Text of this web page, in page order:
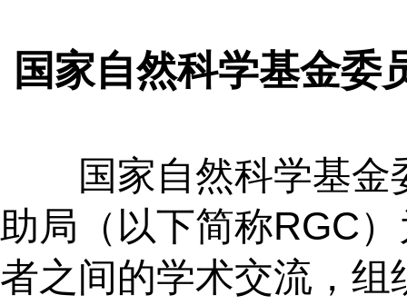
国家自然科学基金委
国家自然科学基金
助局（以下简称RGC
者之间的学术交流，